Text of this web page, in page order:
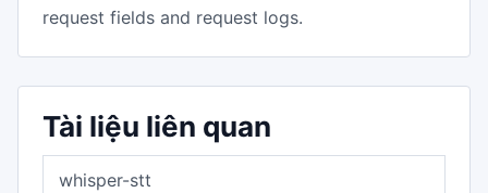
request fields and request logs.
Tài liệu liên quan
whisper-stt